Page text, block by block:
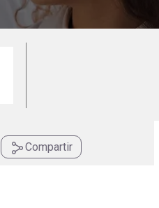
Universitaria
Masteres Educación
Cursos para oposiciones
Compartir